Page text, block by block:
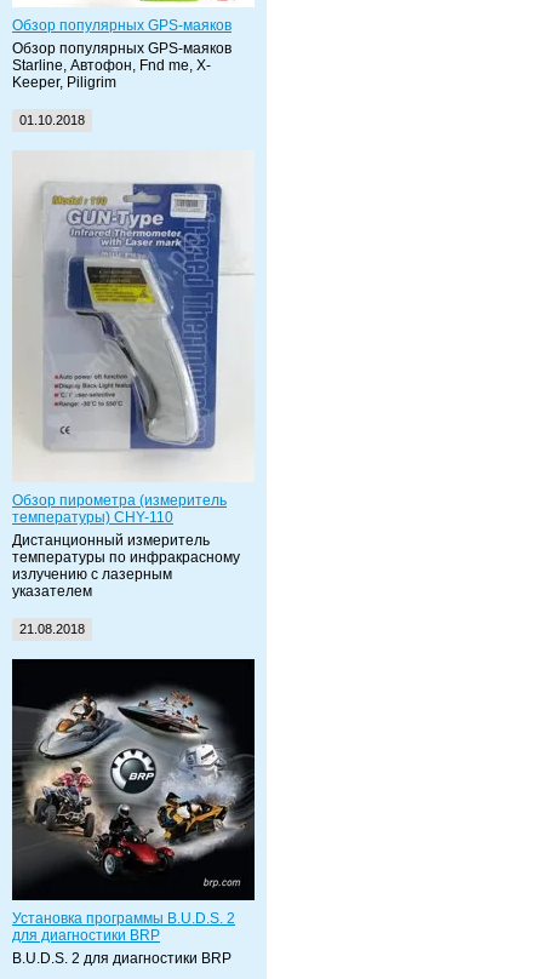
Обзор популярных GPS-маяков
Обзор популярных GPS-маяков
Starline, Автофон, Fnd me, X-
Keeper, Piligrim
01.10.2018
Обзор пирометра (измеритель
температуры) CHY-110
Дистанционный измеритель
температуры по инфракрасному
излучению с лазерным
указателем
21.08.2018
Установка программы B.U.D.S. 2
для диагностики BRP
B.U.D.S. 2 для диагностики BRP